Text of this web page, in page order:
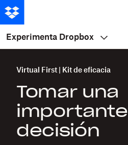
Experimenta Dropbox
Virtual First | Kit de eficacia
Tomar una
importante
decisión